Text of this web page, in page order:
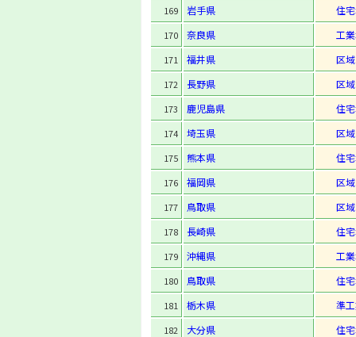
169 岩手県 住
170 奈良県 工
171 福井県 区
172 長野県 区
173 鹿児島県 住
174 埼玉県 区
175 熊本県 住
176 福岡県 区
177 鳥取県 区
178 長崎県 住
179 沖縄県 工
180 鳥取県 住
181 栃木県 準
182 大分県 住